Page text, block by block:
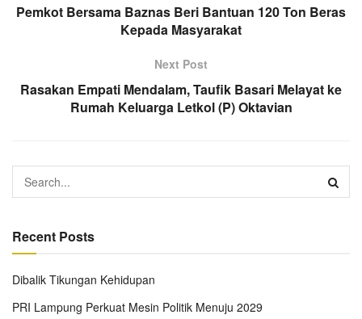
Pemkot Bersama Baznas Beri Bantuan 120 Ton Beras
Kepada Masyarakat
Next Post
Rasakan Empati Mendalam, Taufik Basari Melayat ke
Rumah Keluarga Letkol (P) Oktavian
Recent Posts
Dibalik Tikungan Kehidupan
PRI Lampung Perkuat Mesin Politik Menuju 2029